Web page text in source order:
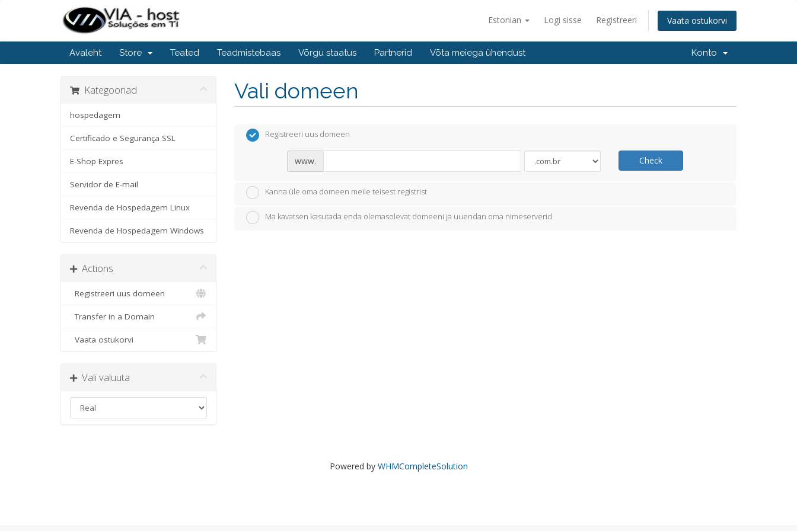
Estonian Logi sisse Registreeri Vaata ostukorvi
Avaleht Store Teated Teadmistebaas Võrgu staatus Partnerid Võta meiega ühendust Konto
Vali domeen
Kategooriad
hospedagem
Certificado e Segurança SSL
E-Shop Expres
Servidor de E-mail
Revenda de Hospedagem Linux
Revenda de Hospedagem Windows
Actions
Registreeri uus domeen
Transfer in a Domain
Vaata ostukorvi
Vali valuuta
Registreeri uus domeen
www. Check
Kanna üle oma domeen meile teisest registrist
Ma kavatsen kasutada enda olemasolevat domeeni ja uuendan oma nimeserverid
Powered by WHMCompleteSolution